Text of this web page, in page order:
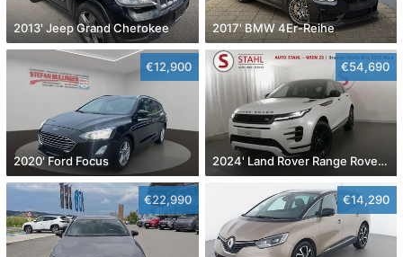
2013' Jeep Grand Cherokee 2017' BMW 4Er-Reihe
€12,900
2020' Ford Focus
€54,690
2024' Land Rover Range Rover Evoque
€22,990 €14,290